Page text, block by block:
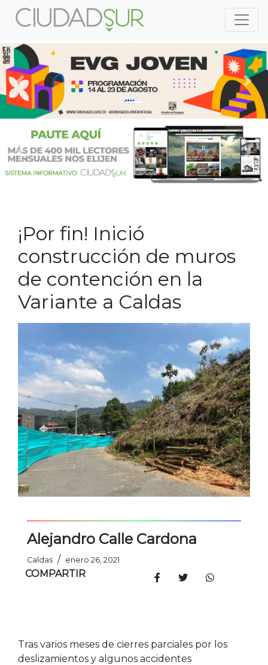
Previous
Previous
¡Por fin! Inició
construcción de muros
de contención en la
Variante a Caldas
Alejandro Calle Cardona
Caldas / enero 26, 2021
COMPARTIR
Tras varios meses de cierres parciales por los
deslizamientos y algunos accidentes